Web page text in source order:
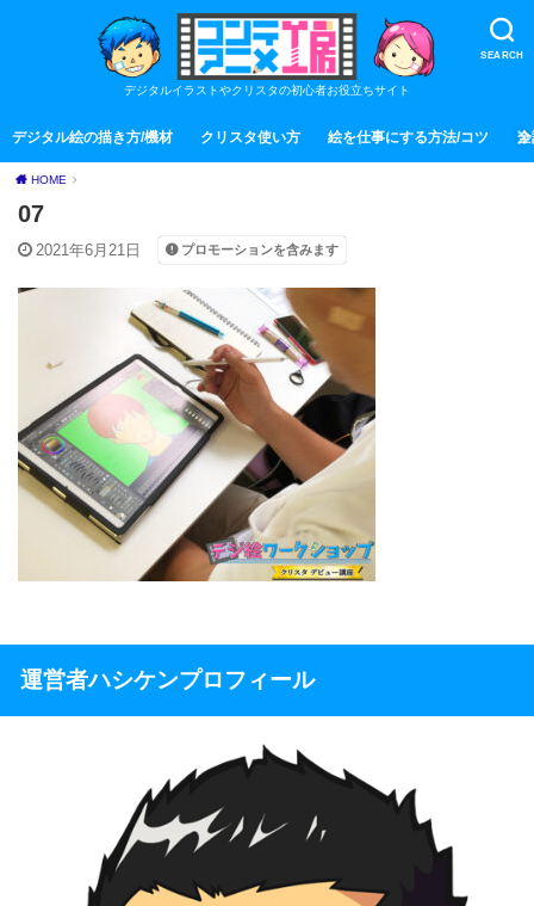
SEARCH
デジタルイラストやクリスタの初心者お役立ちサイト
デジタル絵の描き方/機材 クリスタ使い方 絵を仕事にする方法/コツ 全
HOME
07
2021年6月21日 プロモーションを含みます
運営者ハシケンプロフィール